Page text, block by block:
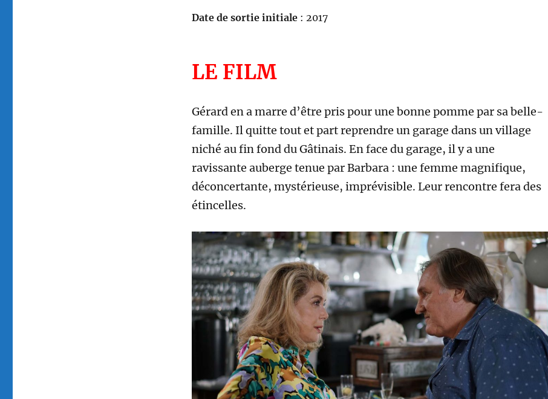
Date de sortie initiale: 2017
LE FILM
Gérard en a marre d’être pris pour une bonne pomme par sa belle-
famille. Il quitte tout et part reprendre un garage dans un village
niché au fin fond du Gâtinais. En face du garage, il y a une
ravissante auberge tenue par Barbara : une femme magnifique,
déconcertante, mystérieuse, imprévisible. Leur rencontre fera des
étincelles.